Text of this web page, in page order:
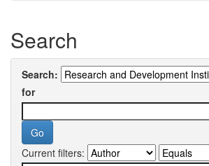
Search
Search:
for
Current filters: